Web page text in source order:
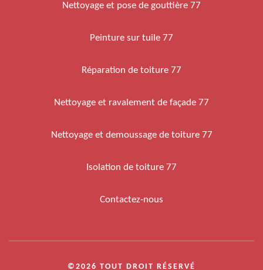
Nettoyage et pose de gouttière 77
Peinture sur tuile 77
Réparation de toiture 77
Nettoyage et ravalement de façade 77
Nettoyage et demoussage de toiture 77
Isolation de toiture 77
Contactez-nous
©2026 TOUT DROIT RÉSERVÉ